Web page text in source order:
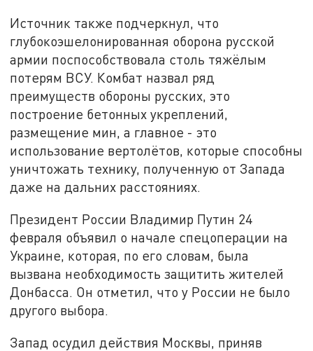
Источник также подчеркнул, что
глубокоэшелонированная оборона русской
армии поспособствовала столь тяжёлым
потерям ВСУ. Комбат назвал ряд
преимуществ обороны русских, это
построение бетонных укреплений,
размещение мин, а главное - это
использование вертолётов, которые способны
уничтожать технику, полученную от Запада
даже на дальних расстояниях.
Президент России Владимир Путин 24
февраля объявил о начале спецоперации на
Украине, которая, по его словам, была
вызвана необходимость защитить жителей
Донбасса. Он отметил, что у России не было
другого выбора.
Запад осудил действия Москвы, приняв